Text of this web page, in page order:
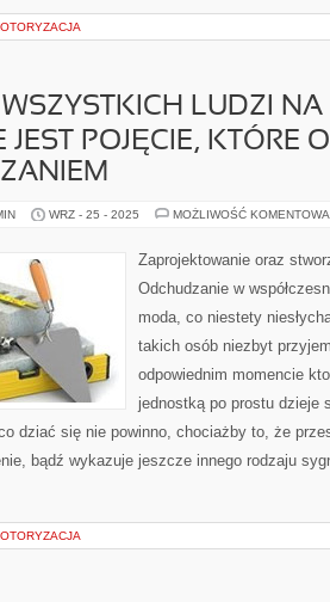
LUDZI NA
JEST POJĘCIE, KTÓRE
WRZ - 25 - 2025 MOŻLIWOŚĆ
Zaprojektowanie oraz
Odchudzanie w
moda, co niestety
takich osób niezbyt
odpowiednim momencie
jednostką po prostu dzieje
dziać się nie powinno, chociażby to, że
bądź wykazuje jeszcze innego rodzaju